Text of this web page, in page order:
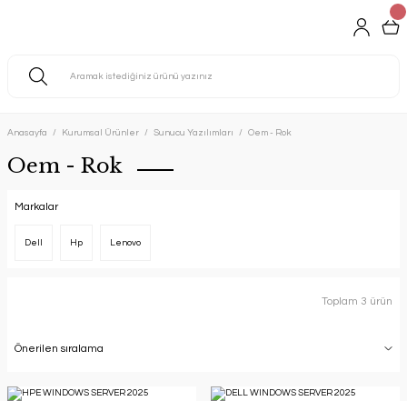
Anasayfa Kurumsal Ürünler Sunucu Yazılımları Oem - Rok
Oem - Rok
Markalar
Dell Hp Lenovo
Toplam 3 ürün